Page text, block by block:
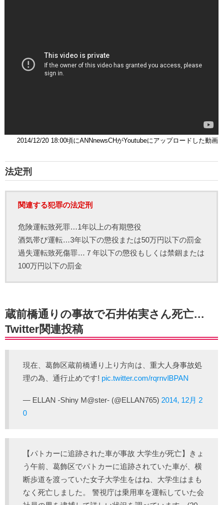
2014/12/20 18:00頃にANNnewsCHがYoutubeにアップロードした動画
法定刑
関連する犯罪の法定刑
危険運転致死罪…1年以上の有期懲役
酒気帯び運転…3年以下の懲役または50万円以下の罰金
過失運転致死傷罪…７年以下の懲役もしくは禁錮または
100万円以下の罰金
蔵前橋通りの事故で石井佑実さん死亡…
Twitter関連投稿
現在、葛飾区蔵前橋通り上り方向は、重大人身事故処
理の為、通行止めです! pic.twitter.com/rqrnvlBPAN
— ELLAN -Shiny M@ster- (@ELLAN765) 2014, 12月 2
0
【パトカーに追跡された車が事故 大学生が死亡】きょ
う午前、葛飾区でパトカーに追跡されていた車が、横
断歩道を渡っていた女子大学生をはね、大学生はまも
なく死亡しました。 警視庁は乗用車を運転していた会